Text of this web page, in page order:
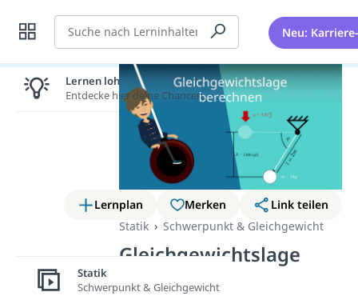
Suche Neu:
Lernplan Merken
Link teilen
Statik
Schwerpunkt & Gleichgewicht
Gleichgewichtslage
berechnen
Lernen lohnt sich!
Entdecke hier deine Chancen.
Statik
Schwerpunkt & Gleichgewicht